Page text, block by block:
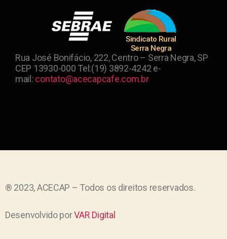
Sindicato Rural
Serra Negra
Rua José Bonifácio, 222, Centro – Serra Negra, SP
CEP 13930-000 Tel:(19) 3892-4242 e-
mail: contato@acecapcafe.com.br
® 2023, ACECAP – Todos os direitos reservados.
Desenvolvido porVAR Digital